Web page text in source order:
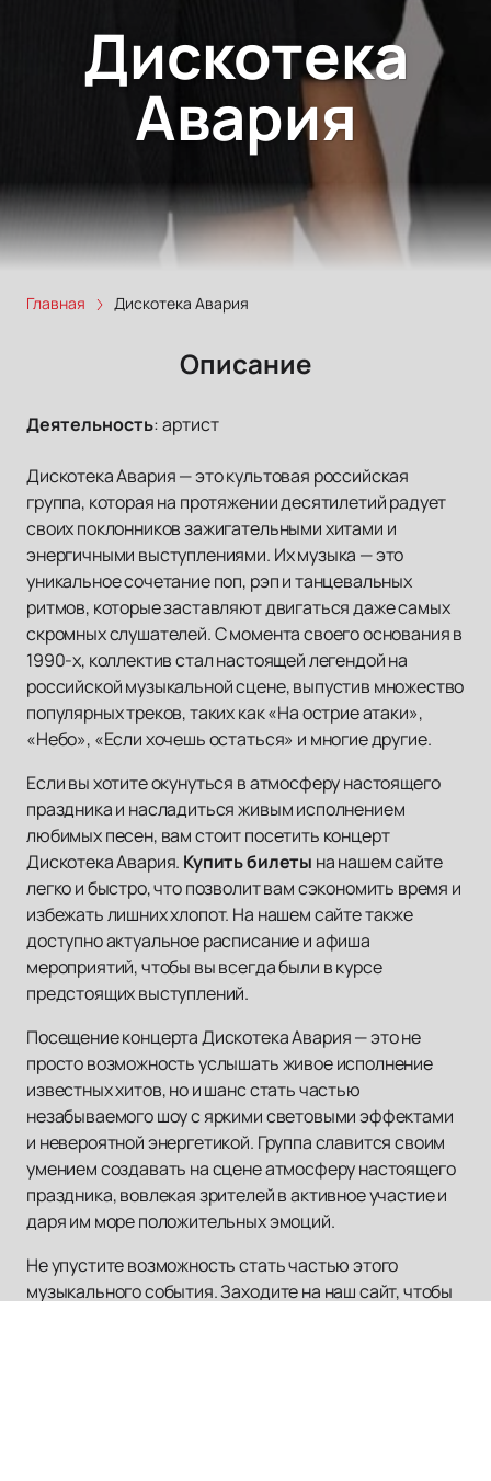
Дискотека
Авария
Главная Дискотека Авария
Описание
Деятельность:артист
Дискотека Авария — это культовая российская
группа, которая на протяжении десятилетий радует
своих поклонников зажигательными хитами и
энергичными выступлениями. Их музыка — это
уникальное сочетание поп, рэп и танцевальных
ритмов, которые заставляют двигаться даже самых
скромных слушателей. С момента своего основания в
1990-х, коллектив стал настоящей легендой на
российской музыкальной сцене, выпустив множество
популярных треков, таких как «На острие атаки»,
«Небо», «Если хочешь остаться» и многие другие.
Если вы хотите окунуться в атмосферу настоящего
праздника и насладиться живым исполнением
любимых песен, вам стоит посетить концерт
Дискотека Авария. Купить билеты на нашем сайте
легко и быстро, что позволит вам сэкономить время и
избежать лишних хлопот. На нашем сайте также
доступно актуальное расписание и афиша
мероприятий, чтобы вы всегда были в курсе
предстоящих выступлений.
Посещение концерта Дискотека Авария — это не
просто возможность услышать живое исполнение
известных хитов, но и шанс стать частью
незабываемого шоу с яркими световыми эффектами
и невероятной энергетикой. Группа славится своим
умением создавать на сцене атмосферу настоящего
праздника, вовлекая зрителей в активное участие и
даря им море положительных эмоций.
Не упустите возможность стать частью этого
музыкального события. Заходите на наш сайт, чтобы